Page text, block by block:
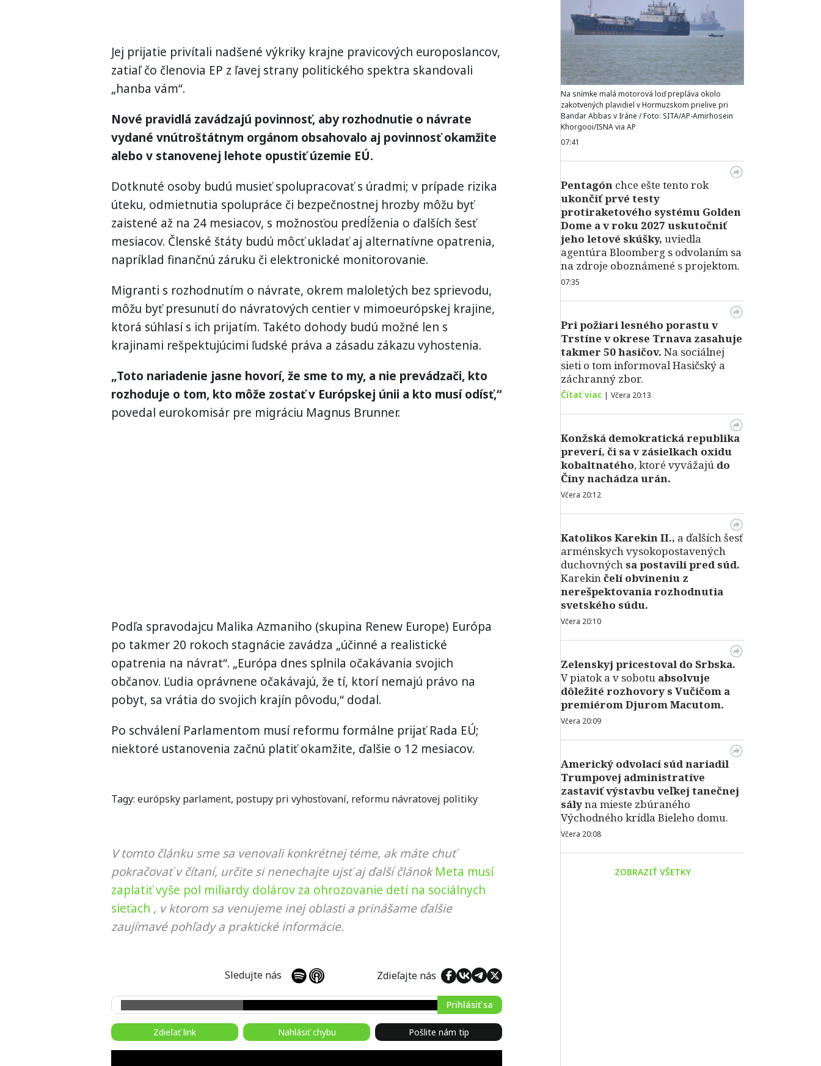
Jej prijatie privítali nadšené výkriky krajne pravicových europoslancov,
zatiaľ čo členovia EP z ľavej strany politického spektra skandovali
„hanba vám“.
Nové pravidlá zavádzajú povinnosť, aby rozhodnutie o návrate
vydané vnútroštátnym orgánom obsahovalo aj povinnosť okamžite
alebo v stanovenej lehote opustiť územie EÚ.
Dotknuté osoby budú musieť spolupracovať s úradmi; v prípade rizika
úteku, odmietnutia spolupráce či bezpečnostnej hrozby môžu byť
zaistené až na 24 mesiacov, s možnosťou predĺženia o ďalších šesť
mesiacov. Členské štáty budú môcť ukladať aj alternatívne opatrenia,
napríklad finančnú záruku či elektronické monitorovanie.
Migranti s rozhodnutím o návrate, okrem maloletých bez sprievodu,
môžu byť presunutí do návratových centier v mimoeurópskej krajine,
ktorá súhlasí s ich prijatím. Takéto dohody budú možné len s
krajinami rešpektujúcimi ľudské práva a zásadu zákazu vyhostenia.
„Toto nariadenie jasne hovorí, že sme to my, a nie prevádzači, kto
rozhoduje o tom, kto môže zostať v Európskej únii a kto musí odísť,“
povedal eurokomisár pre migráciu Magnus Brunner.
Podľa spravodajcu Malika Azmaniho (skupina Renew Europe) Európa
po takmer 20 rokoch stagnácie zavádza „účinné a realistické
opatrenia na návrat“. „Európa dnes splnila očakávania svojich
občanov. Ľudia oprávnene očakávajú, že tí, ktorí nemajú právo na
pobyt, sa vrátia do svojich krajín pôvodu,“ dodal.
Po schválení Parlamentom musí reformu formálne prijať Rada EÚ;
niektoré ustanovenia začnú platiť okamžite, ďalšie o 12 mesiacov.
Tagy: európsky parlament, postupy pri vyhosťovaní, reformu návratovej politiky
V tomto článku sme sa venovali konkrétnej téme, ak máte chuť
pokračovať v čítaní, určite si nenechajte ujsť aj ďalší článok Meta musí
zaplatiť vyše pol miliardy dolárov za ohrozovanie detí na sociálnych
sieťach , v ktorom sa venujeme inej oblasti a prinášame ďalšie
zaujímavé pohľady a praktické informácie.
Sledujte nás Zdieľajte nás
Prihlásiť sa
Zdieľať link Nahlásiť chybu Pošlite nám tip
Na snímke malá motorová loď prepláva okolo
zakotvených plavidiel v Hormuzskom prielive pri
Bandar Abbas v Iráne / Foto: SITA/AP-Amirhosein
Khorgooi/ISNA via AP
07:41
Pentagón chce ešte tento rok
ukončiť prvé testy
protiraketového systému Golden
Dome a v roku 2027 uskutočniť
jeho letové skúšky, uviedla
agentúra Bloomberg s odvolaním sa
na zdroje oboznámené s projektom.
07:35
Pri požiari lesného porastu v
Trstíne v okrese Trnava zasahuje
takmer 50 hasičov. Na sociálnej
sieti o tom informoval Hasičský a
záchranný zbor.
Čítať viac | Včera 20:13
Konžská demokratická republika
preverí, či sa v zásielkach oxidu
kobaltnatého, ktoré vyvážajú do
Číny nachádza urán.
Včera 20:12
Katolikos Karekin II., a ďalších šesť
arménskych vysokopostavených
duchovných sa postavili pred súd.
Karekinčelí obvineniu z
nerešpektovania rozhodnutia
svetského súdu.
Včera 20:10
Zelenskyj pricestoval do Srbska.
V piatok a v sobotu absolvuje
dôležité rozhovory s Vučičom a
premiérom Djurom Macutom.
Včera 20:09
Americký odvolací súd nariadil
Trumpovej administratíve
zastaviť výstavbu veľkej tanečnej
sályna mieste zbúraného
Východného krídla Bieleho domu.
Včera 20:08
ZOBRAZIŤ VŠETKY